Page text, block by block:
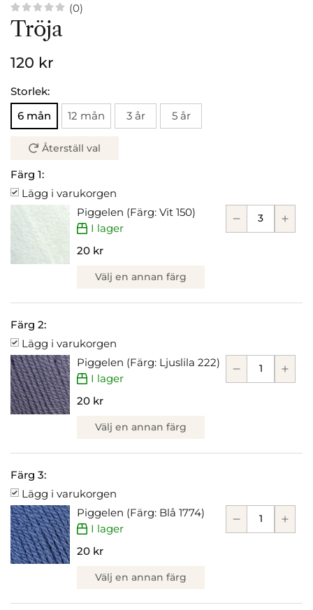
(0)
Tröja
120 kr
Storlek:
6 mån
12 mån 3 år 5 år
Återställ val
Färg 1:
Lägg i varukorgen
Piggelen (Färg: Vit 150)
I lager
20 kr
Välj en annan färg
Färg 2:
Lägg i varukorgen
Piggelen (Färg: Ljuslila 222)
I lager
20 kr
Välj en annan färg
Färg 3:
Lägg i varukorgen
Piggelen (Färg: Blå 1774)
I lager
20 kr
Välj en annan färg